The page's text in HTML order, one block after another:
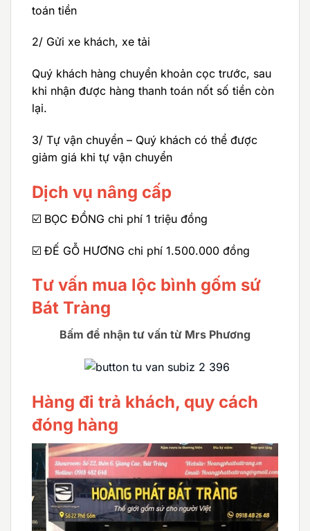
toán tiền
2/ Gửi xe khách, xe tải
Quý khách hàng chuyển khoản cọc trước, sau
khi nhận được hàng thanh toán nốt số tiền còn
lại.
3/ Tự vận chuyển – Quý khách có thể được
giảm giá khi tự vận chuyển
Dịch vụ nâng cấp
☑️ BỌC ĐỒNG chi phí 1 triệu đồng
☑️ ĐẾ GỖ HƯƠNG chi phí 1.500.000 đồng
Tư vấn mua lộc bình gốm sứ
Bát Tràng
Bấm để nhận tư vấn từ Mrs Phương
Hàng đi trả khách, quy cách
đóng hàng